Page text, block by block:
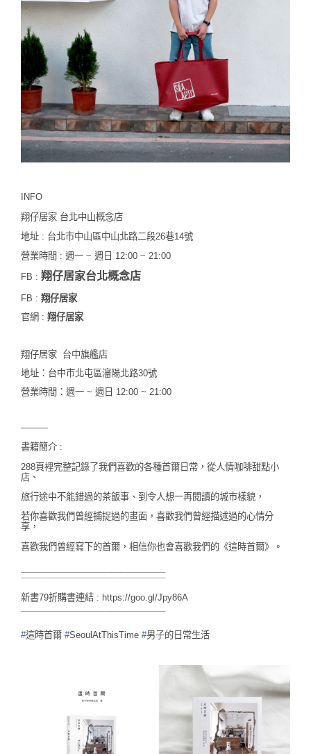
INFO
翔仔居家 台北中山概念店
地址 : 台北市中山區中山北路二段26巷14號
營業時間 : 週一 ~ 週日 12:00 ~ 21:00
FB : 翔仔居家台北概念店
FB : 翔仔居家
官網 : 翔仔居家
翔仔居家 台中旗艦店
地址：台中市北屯區瀋陽北路30號
營業時間：週一 ~ 週日 12:00 ~ 21:00
———
書籍簡介 :
288頁裡完整記錄了我們喜歡的各種首爾日常， 從人情咖啡甜點小
店、
旅行途中不能錯過的茶飯事、到令人想一再閱讀的城市樣貌，
若你喜歡我們曾經捕捉過的畫面，喜歡我們曾經描述過的心情分
享，
喜歡我們曾經寫下的首爾，相信你也會喜歡我們的《這時首爾》。
新書79折購書連結 : https://goo.gl/Jpy86A
#這時首爾 #SeoulAtThisTime #男子的日常生活